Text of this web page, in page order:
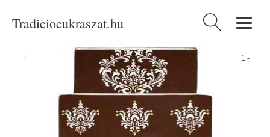
Tradiciocukraszat.hu Keresés:
Home Cukrászati eszközök/Stencil - Filigrán damaszt 1 -